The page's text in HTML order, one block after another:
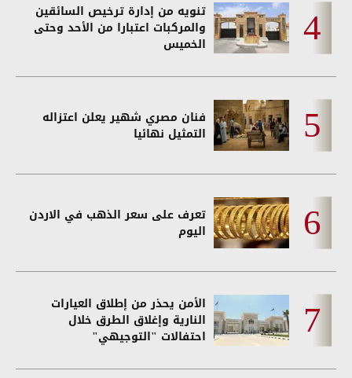
تنويه من إدارة ترخيص السائقين
والمركبات اعتبارا من الأحد وحتى
الخميس
فنان مصري شهير يعلن اعتزاله
التمثيل نهائيا
تعرف على سعر الذهب في الاردن
اليوم
الأمن يحذر من إطلاق العيارات
النارية وإغلاق الطرق خلال
احتفالات "التوجيهي"